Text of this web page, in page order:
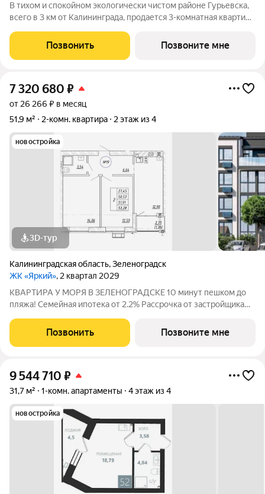
В тихом и спокойном экологически чистом районе Гурьевска,
всего в 3 км от Калининграда, продается 3-комнатная квартира
Квартира находится в жилом комплексе комфорт-класса
«Включи» от надежного
Позвонить Позвоните мне
7 320 680 ₽
от 26 266 ₽ в месяц
51,9 м²
2-комн. квартира 2 этаж из 4
новостройка
3D-тур
Калининградская область,Зеленоградск
ЖК «Яркий», 2 квартал 2029
КВАРТИРА У МОРЯ В ЗЕЛЕНОГРАДСКЕ 10 минут пешком до
пляжа! Семейная ипотека от 2.2% Рассрочка от застройщика
квартира комфорт-класса в новом малоэтажном ЖК «Яркий» у
Балтийского моря, г.
Позвонить Позвоните мне
9 544 710 ₽
31,7 м² 1-комн. апартаменты 4 этаж из 4
новостройка